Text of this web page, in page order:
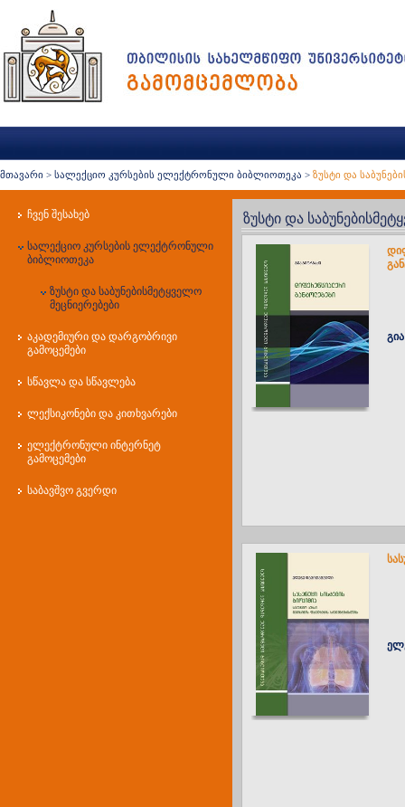
მთავარი > სალექციო კურსების ელექტრონული ბიბლიოთეკა > ზუსტი და
ჩვენ შესახებ
სალექციო კურსების ელექტრონული
ბიბლიოთეკა
ზუსტი და საბუნებისმეტყველო
მეცნიერებები
აკადემიური და დარგობრივი
გამოცემები
სწავლა და სწავლება
ლექსიკონები და კითხვარები
ელექტრონული ინტერნეტ
გამოცემები
საბავშვო გვერდი
ზუსტი და